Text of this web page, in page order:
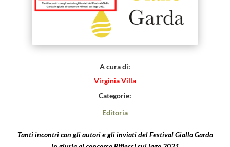
A cura di:
Virginia Villa
Categorie:
Editoria
Tanti incontri con gli autori e gli inviati del Festival Giallo Garda